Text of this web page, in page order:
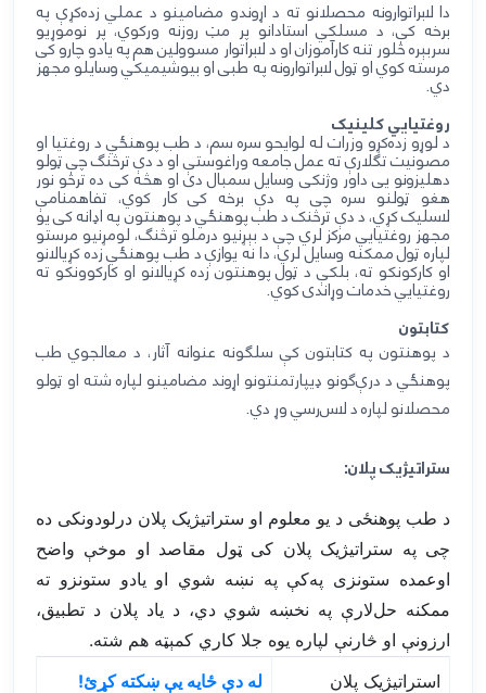
دا لابراتوارونه محصلانو ته د اړوندو مضامینو د عملي زده‌کړېپه
برخه کې، د مسلکي استادانو پر مټ روزنه ورکوي،پر نوموړيو
سربېرهڅلور تنه کارآموزاناو د لابراتوار مسوولينهم په یادو چارو کی
مرسته کوي اوټول لابراتوارونه په طبی او بیوشیمیکي وسایلو مجهز
دي.
روغتيايي کلينيک
دلوړو زدهکړو وزرات له لوايحو سره سم،دطب پوهنځيد روغتیا او
مصونیتتګلارېته عمل جامعه وراغوستېاو ددېترڅنګ چېټولو
دهلیزونو یی داور وژنکی وسایل سمبال دی او هڅه کی ده ترڅو نور
هغو ټولنو سره چی په دې برخه کی کار کوي، تفاهمنامې
لاسليککړي،ددېترڅنک دطب پوهنځيد پوهنتونپه اډانه کی یو
مجهز روغتيايي مرکز لريچېدبېړنيو درملو ترڅنګ، لومړنيو مرستو
لپارهټول ممکنه وسایل لري، دانهيوازېدطب پوهنځي زده کړیالانو
او کارکونکو ته،بلکې د ټول پوهنتون زده کړیالانو او کارکوونکو ته
روغتیایيخدمات وړاندی کوي.
کتابتون
د پوهنتون په کتابتون کې سلګونه عنوانه آثار، د معالجوي طب
پوهنځي ددرې‌ګونوډیپارتمنتونواړوند مضامینو لپارهشته او ټولو
محصلانو لپاره د لاس‌رسي وړ دي.
ستراتیژیک پلان:
د طب پوهنځی د یو معلوم او ستراتیژيک پلان درلودونکی ده
چی په ستراتیژیک پلان کی ټول مقاصد او موخې واضح
اوعمده ستونزی په‌کې په نښه شوي او یادو ستونزو ته
ممکنه حل‌لارې په نخښه شوي دي، د یاد پلان د تطبیق،
ارزونې او څارنې لپاره يوه جلا کاري کمېټه هم شته.
استراتيژیک پلان
له دې ځایه يې ښکته کړئ!